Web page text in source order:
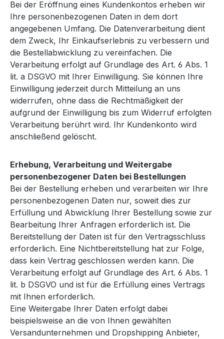
Bei der Eröffnung eines Kundenkontos erheben wir
Ihre personenbezogenen Daten in dem dort
angegebenen Umfang. Die Datenverarbeitung dient
dem Zweck, Ihr Einkaufserlebnis zu verbessern und
die Bestellabwicklung zu vereinfachen. Die
Verarbeitung erfolgt auf Grundlage des Art. 6 Abs. 1
lit. a DSGVO mit Ihrer Einwilligung. Sie können Ihre
Einwilligung jederzeit durch Mitteilung an uns
widerrufen, ohne dass die Rechtmäßigkeit der
aufgrund der Einwilligung bis zum Widerruf erfolgten
Verarbeitung berührt wird. Ihr Kundenkonto wird
anschließend gelöscht.
Erhebung, Verarbeitung und Weitergabe
personenbezogener Daten bei Bestellungen
Bei der Bestellung erheben und verarbeiten wir Ihre
personenbezogenen Daten nur, soweit dies zur
Erfüllung und Abwicklung Ihrer Bestellung sowie zur
Bearbeitung Ihrer Anfragen erforderlich ist. Die
Bereitstellung der Daten ist für den Vertragsschluss
erforderlich. Eine Nichtbereitstellung hat zur Folge,
dass kein Vertrag geschlossen werden kann. Die
Verarbeitung erfolgt auf Grundlage des Art. 6 Abs. 1
lit. b DSGVO und ist für die Erfüllung eines Vertrags
mit Ihnen erforderlich.
Eine Weitergabe Ihrer Daten erfolgt dabei
beispielsweise an die von Ihnen gewählten
Versandunternehmen und Dropshipping Anbieter,